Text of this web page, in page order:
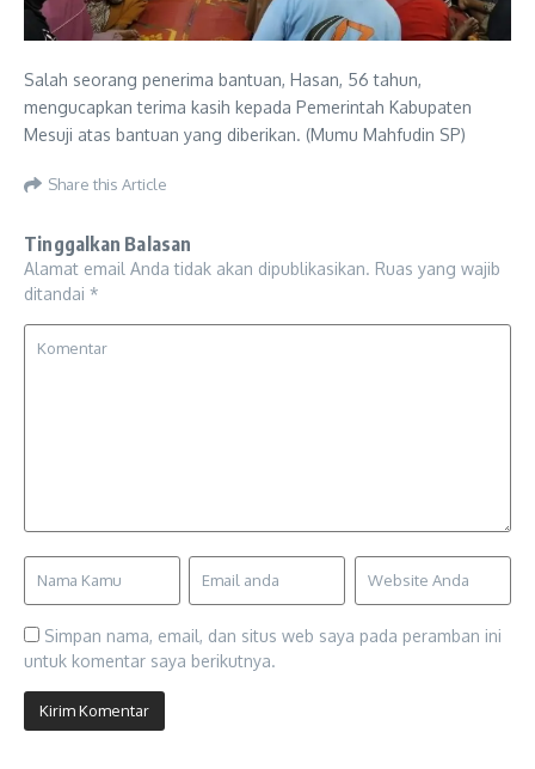
Salah seorang penerima bantuan, Hasan, 56 tahun,
mengucapkan terima kasih kepada Pemerintah Kabupaten
Mesuji atas bantuan yang diberikan. (Mumu Mahfudin SP)
Share this Article
Tinggalkan Balasan
Alamat email Anda tidak akan dipublikasikan. Ruas yang wajib
ditandai *
Simpan nama, email, dan situs web saya pada peramban ini
untuk komentar saya berikutnya.